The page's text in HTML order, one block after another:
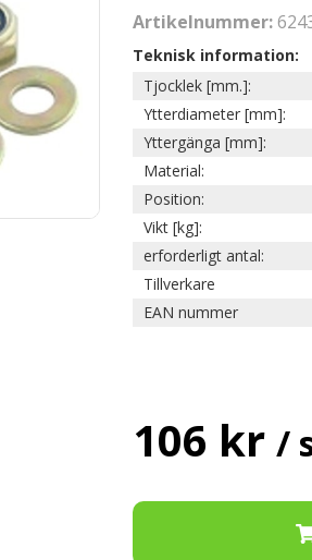
Artikelnummer:
Teknisk information:
Tjocklek [mm.]:
Ytterdiameter [mm]:
Yttergänga [mm]:
Material:
Position:
Vikt [kg]:
erforderligt antal:
Tillverkare
EAN nummer
106 kr /